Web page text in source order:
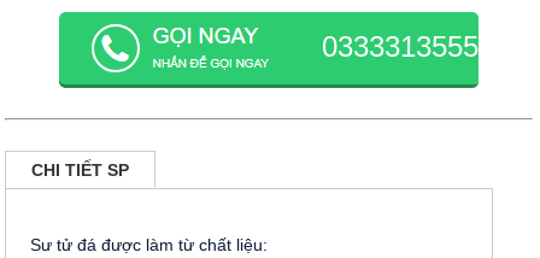
0333313555
CHI TIẾT SP
Sư tử đá được làm từ chất liệu: